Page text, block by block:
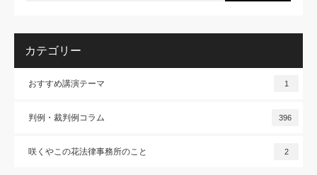
カテゴリー
おすすめ講演テーマ 1
判例・裁判例コラム 396
咲くやこの花法律事務所のこと 2